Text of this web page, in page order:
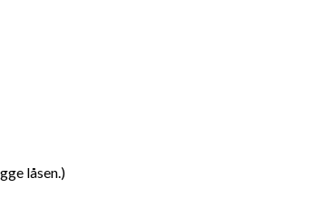
låsen.)